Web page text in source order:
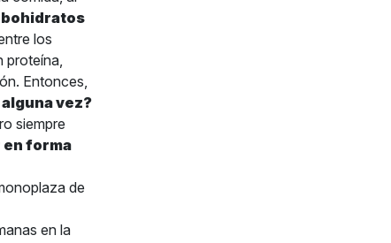
los
proteína,
Entonces,
vez?
siempre
en forma
de
en la